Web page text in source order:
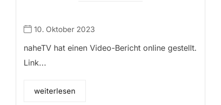
10. Oktober 2023
naheTV hat einen Video-Bericht online gestellt.
Link...
weiterlesen